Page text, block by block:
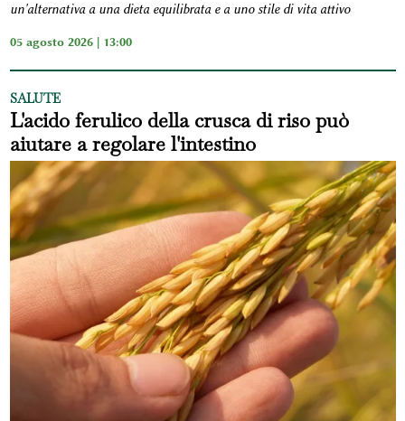
un'alternativa a una dieta equilibrata e a uno stile di vita attivo
05 agosto 2026 | 13:00
SALUTE
L'acido ferulico della crusca di riso può
aiutare a regolare l'intestino